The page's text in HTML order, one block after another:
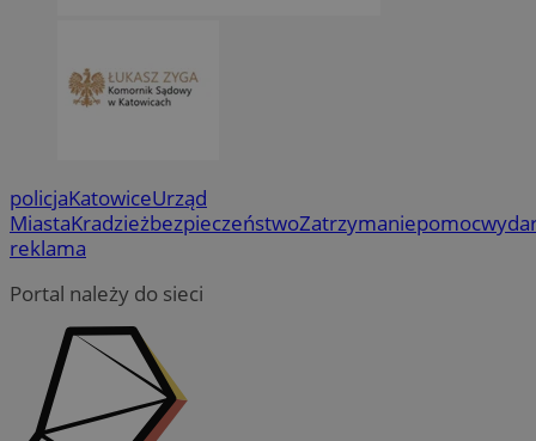
policjaKatowiceUrząd
MiastaKradzieżbezpieczeństwoZatrzymaniepomoc
reklama
Portal należy do sieci